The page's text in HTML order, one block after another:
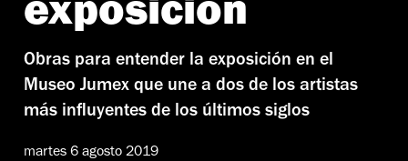
exposición
Obras para entender la exposición en el
Museo Jumex que une a dos de los artistas
más influyentes de los últimos siglos
martes 6 agosto 2019